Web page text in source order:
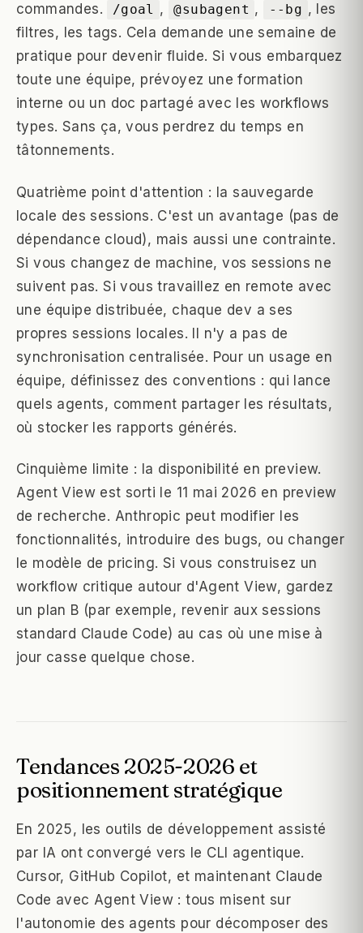
commandes.
/goal , @subagent , --bg , les
filtres, les tags. Cela demande une semaine de
pratique pour devenir fluide. Si vous embarquez
toute une équipe, prévoyez une formation
interne ou un doc partagé avec les workflows
types. Sans ça, vous perdrez du temps en
tâtonnements.
Quatrième point d'attention : la sauvegarde
locale des sessions. C'est un avantage (pas de
dépendance cloud), mais aussi une contrainte.
Si vous changez de machine, vos sessions ne
suivent pas. Si vous travaillez en remote avec
une équipe distribuée, chaque dev a ses
propres sessions locales. Il n'y a pas de
synchronisation centralisée. Pour un usage en
équipe, définissez des conventions : qui lance
quels agents, comment partager les résultats,
où stocker les rapports générés.
Cinquième limite : la disponibilité en preview.
Agent View est sorti le 11 mai 2026 en preview
de recherche. Anthropic peut modifier les
fonctionnalités, introduire des bugs, ou changer
le modèle de pricing. Si vous construisez un
workflow critique autour d'Agent View, gardez
un plan B (par exemple, revenir aux sessions
standard Claude Code) au cas où une mise à
jour casse quelque chose.
Tendances 2025-2026 et
positionnement stratégique
En 2025, les outils de développement assisté
par IA ont convergé vers le CLI agentique.
Cursor, GitHub Copilot, et maintenant Claude
Code avec Agent View : tous misent sur
l'autonomie des agents pour décomposer des